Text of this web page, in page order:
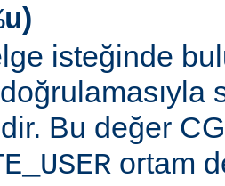
)
isteğinde
Bu değer
ortam